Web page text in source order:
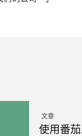
文章
使用番